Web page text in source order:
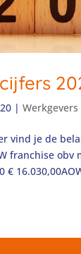
|Werkgevers
vind je de
franchise obv
€